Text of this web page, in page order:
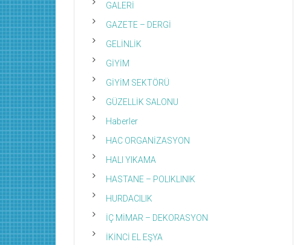
GALERİ
GAZETE – DERGİ
GELİNLİK
GİYİM
GİYİM SEKTÖRÜ
GÜZELLİK SALONU
Haberler
HAC ORGANİZASYON
HALI YIKAMA
HASTANE – POLIKLINIK
HURDACILIK
İÇ MİMAR – DEKORASYON
İKİNCİ EL EŞYA